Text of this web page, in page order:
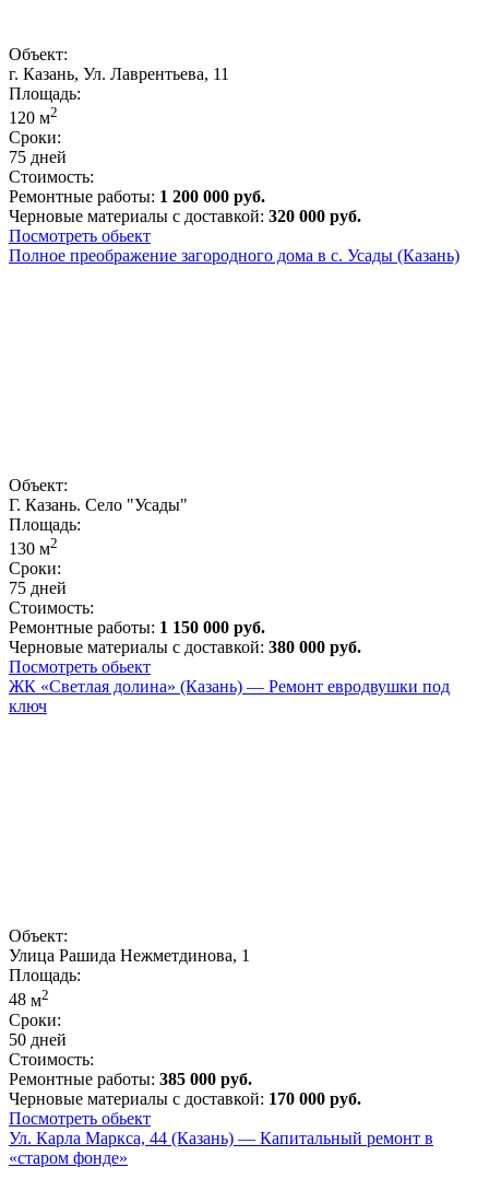
Объект:
г. Казань, Ул. Лаврентьева, 11
Площадь:
120 м2
Сроки:
75 дней
Стоимость:
Ремонтные работы: 1 200 000 руб.
Черновые материалы с доставкой: 320 000 руб.
Посмотреть обьект
Полное преображение загородного дома в с. Усады (Казань)
Объект:
Г. Казань. Село "Усады"
Площадь:
130 м2
Сроки:
75 дней
Стоимость:
Ремонтные работы: 1 150 000 руб.
Черновые материалы с доставкой: 380 000 руб.
Посмотреть обьект
ЖК «Светлая долина» (Казань) — Ремонт евродвушки под
ключ
Объект:
Улица Рашида Нежметдинова, 1
Площадь:
48 м2
Сроки:
50 дней
Стоимость:
Ремонтные работы: 385 000 руб.
Черновые материалы с доставкой: 170 000 руб.
Посмотреть обьект
Ул. Карла Маркса, 44 (Казань) — Капитальный ремонт в
«старом фонде»